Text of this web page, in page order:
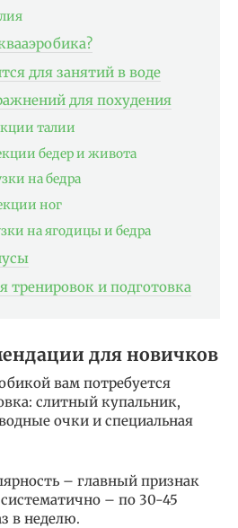
для занятий в воде
для похудения
талии
бедер и живота
на бедра
ног
на ягодицы и бедра
тренировок и подготовка
для новичков
вам потребуется
слитный купальник,
очки и специальная
– главный признак
– по 30-45
в неделю.